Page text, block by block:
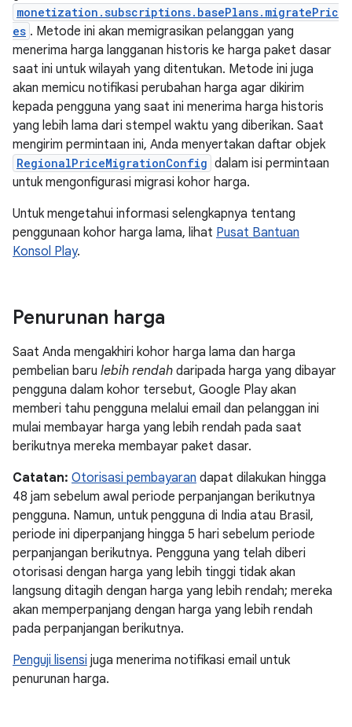
monetization.subscriptions.basePlans.migratePric
es . Metode ini akan memigrasikan pelanggan yang
menerima harga langganan historis ke harga paket dasar
saat ini untuk wilayah yang ditentukan. Metode ini juga
akan memicu notifikasi perubahan harga agar dikirim
kepada pengguna yang saat ini menerima harga historis
yang lebih lama dari stempel waktu yang diberikan. Saat
mengirim permintaan ini, Anda menyertakan daftar objek
RegionalPriceMigrationConfig dalam isi permintaan
untuk mengonfigurasi migrasi kohor harga.
Untuk mengetahui informasi selengkapnya tentang
penggunaan kohor harga lama, lihat Pusat Bantuan
Konsol Play.
Penurunan harga
Saat Anda mengakhiri kohor harga lama dan harga
pembelian baru lebih rendah daripada harga yang dibayar
pengguna dalam kohor tersebut, Google Play akan
memberi tahu pengguna melalui email dan pelanggan ini
mulai membayar harga yang lebih rendah pada saat
berikutnya mereka membayar paket dasar.
Catatan: Otorisasi pembayaran dapat dilakukan hingga
48 jam sebelum awal periode perpanjangan berikutnya
pengguna. Namun, untuk pengguna di India atau Brasil,
periode ini diperpanjang hingga 5 hari sebelum periode
perpanjangan berikutnya. Pengguna yang telah diberi
otorisasi dengan harga yang lebih tinggi tidak akan
langsung ditagih dengan harga yang lebih rendah; mereka
akan memperpanjang dengan harga yang lebih rendah
pada perpanjangan berikutnya.
Penguji lisensi juga menerima notifikasi email untuk
penurunan harga.